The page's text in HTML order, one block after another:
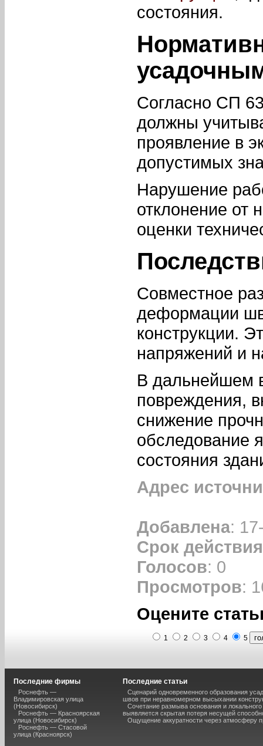
состояния.
Согласно СП
должны
проявление в
допустимых
Нарушение
отклонение от
оценки
Совместное
деформации
конструкции.
напряжений и
В дальнейшем
повреждения,
снижение
обследование
состояния
Адрес
Добавлена:
Срок действия
Голосов: 0
Просмотров:
Оцените
1 2 3 4 5
Последние фирмы
Роснефть —
Владимировская улица
(Новосибирск)
Роснефть — Красноярская
улица (Новосибирск)
Роснефть — Стасовой
улица (Красноярск)
Последние статьи
Сценарий одновременного образования
швов при неравномерном высыхании
Сочетание размыва основания и
выявляется скрытая потеря несущей
Ощущение аккуратности через атмосферу